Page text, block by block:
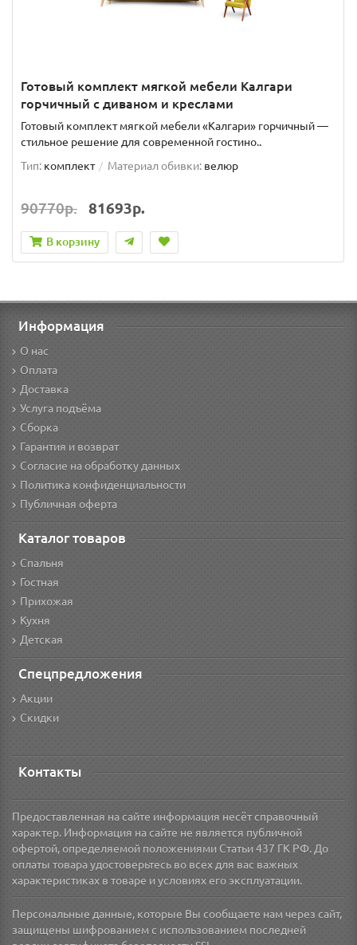
Готовый комплект мягкой мебели Калгари
горчичный с диваном и креслами
Готовый комплект мягкой мебели «Калгари» горчичный —
стильное решение для современной гостино..
Тип: комплект Материал обивки: велюр
90770р. 81693р.
В корзину
Информация
О нас
Оплата
Доставка
Услуга подъёма
Сборка
Гарантия и возврат
Согласие на обработку данных
Политика конфиденциальности
Публичная оферта
Каталог товаров
Спальня
Гостная
Прихожая
Кухня
Детская
Спецпредложения
Акции
Скидки
Контакты
Предоставленная на сайте информация несёт справочный
характер. Информация на сайте не является публичной
офертой, определяемой положениями Статьи 437 ГК РФ. До
оплаты товара удостоверьтесь во всех для вас важных
характеристиках в товаре и условиях его эксплуатации.
Персональные данные, которые Вы сообщаете нам через сайт,
защищены шифрованием с использованием последней